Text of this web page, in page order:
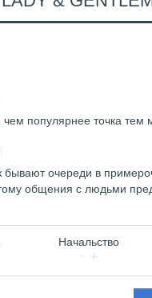
популярнее точка тем
очереди в
общения с людьми
Начальство